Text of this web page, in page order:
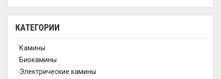
КАТЕГОРИИ
Камины
Биокамины
Электрические камины